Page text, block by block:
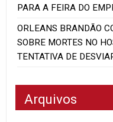
PARA A FEIRA DO
ORLEANS BRANDÃO
SOBRE MORTES NO
TENTATIVA DE
Arquivos